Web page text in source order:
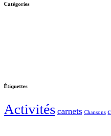
Catégories
Étiquettes
Activités carnets Chansons